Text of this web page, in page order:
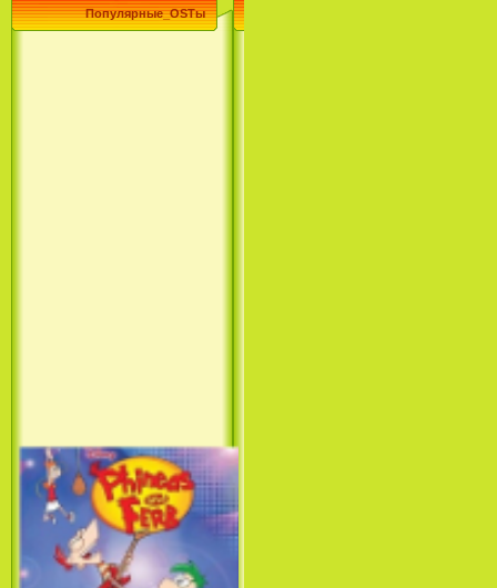
Фархат: Принц Персии /
Популярные_OSTы